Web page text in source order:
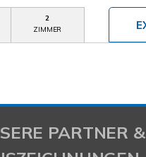
2
ZIMMER
PARTNER &